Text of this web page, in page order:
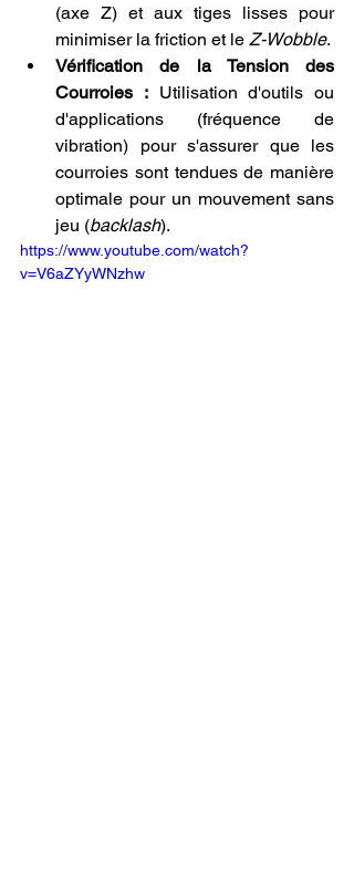
(axe Z) et aux tiges lisses pour
minimiser la friction et le Z-Wobble.
Vérification de la Tension des
Courroies : Utilisation d'outils ou
d'applications (fréquence de
vibration) pour s'assurer que les
courroies sont tendues de manière
optimale pour un mouvement sans
jeu (backlash).
https://www.youtube.com/watch?
v=V6aZYyWNzhw